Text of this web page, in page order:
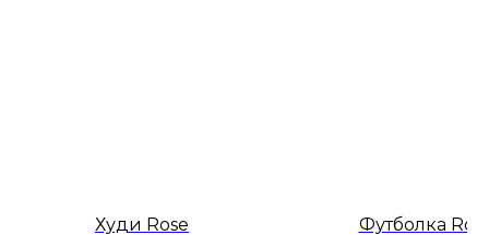
Худи Rose Футболка